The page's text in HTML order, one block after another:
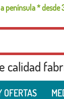
* desde
calidad
OFERTAS